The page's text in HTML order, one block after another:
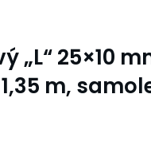
„L“ 25×10
m,